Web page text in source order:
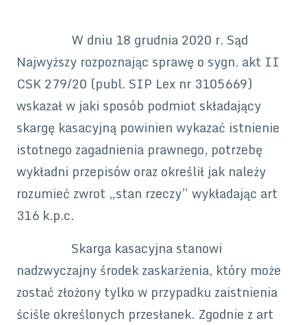
W dniu 18 grudnia 2020 r. Sąd
Najwyższy rozpoznając sprawę o sygn. akt II
CSK 279/20 (publ. SIP Lex nr 3105669)
wskazał w jaki sposób podmiot składający
skargę kasacyjną powinien wykazać istnienie
istotnego zagadnienia prawnego, potrzebę
wykładni przepisów oraz określił jak należy
rozumieć zwrot „stan rzeczy” wykładając art
316 k.p.c.
Skarga kasacyjna stanowi
nadzwyczajny środek zaskarżenia, który może
zostać złożony tylko w przypadku zaistnienia
ściśle określonych przesłanek. Zgodnie z art